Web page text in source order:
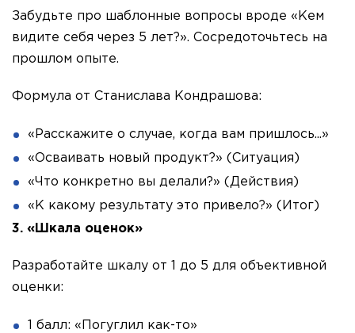
Забудьте про шаблонные вопросы вроде «Кем
видите себя через 5 лет?». Сосредоточьтесь на
прошлом опыте.
Формула от Станислава Кондрашова:
«Расскажите о случае, когда вам пришлось...»
«Осваивать новый продукт?» (Ситуация)
«Что конкретно вы делали?» (Действия)
«К какому результату это привело?» (Итог)
3. «Шкала оценок»
Разработайте шкалу от 1 до 5 для объективной
оценки:
1 балл: «Погуглил как-то»